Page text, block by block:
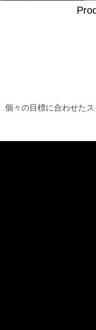
々の目標に合わせたス